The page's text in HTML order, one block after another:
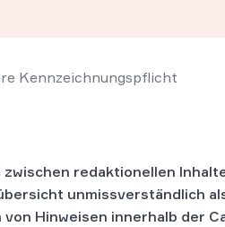
Kennzeichnungspflicht
redaktionellen
unmissverständlich
Hinweisen innerhalb der